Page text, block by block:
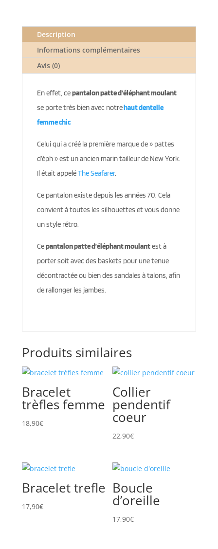
Description
Informations complémentaires
Avis (0)
En effet, cepantalon patte d’éléphant moulant
se porte très bien avec notrehaut dentelle
femme chic
Celui qui a créé la première marque de » pattes
d’éph » est un ancien marin tailleur de New York.
Il était appeléThe Seafarer.
Ce pantalon existe depuis les années 70. Cela
convient à toutes les silhouettes et vous donne
un style rétro.
Cepantalon patte d’éléphant moulantest à
porter soit avec des baskets pour une tenue
décontractée ou bien des sandales à talons, afin
de rallonger les jambes.
Produits similaires
Bracelet
trèfles femme
18,90€
Collier
pendentif
coeur
22,90€
Bracelet trefle
17,90€
Boucle
d’oreille
17,90€